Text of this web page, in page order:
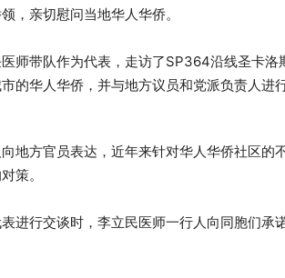
，亲切慰问当地华人华侨。
师带队作为代表，走访了SP364沿线圣卡洛
的华人华侨，并与地方议员和党派负责人进行
地方官员表达，近年来针对华人华侨社区的
策。
进行交谈时，李立民医师一行人向同胞们承